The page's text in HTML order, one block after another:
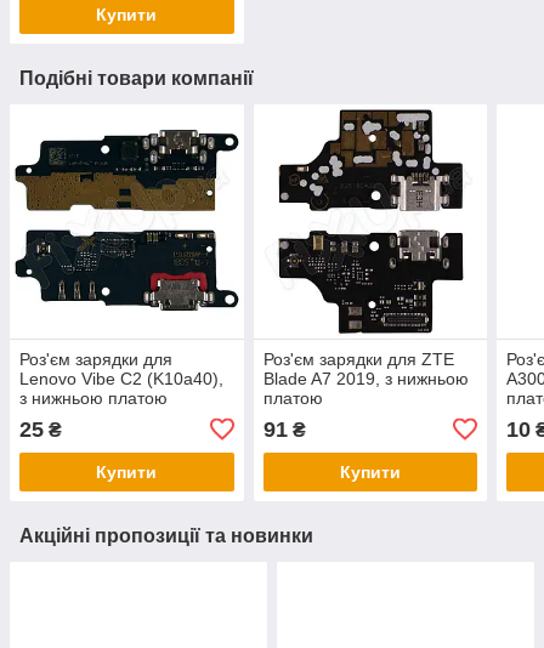
Купити
Подібні товари компанії
Роз'єм зарядки для
Lenovo Vibe C2 (K10a40),
з нижньою платою
25 ₴
Купити
Роз'єм зарядки для ZTE
Blade A7 2019, з нижньою
платою
91₴
Купити
10
Акційні пропозиції та новинки